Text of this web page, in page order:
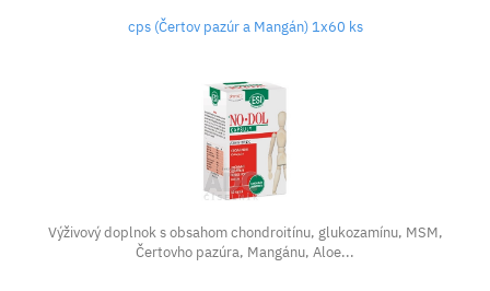
cps (Čertov pazúr a Mangán) 1x60 ks
Výživový doplnok s obsahom chondroitínu, glukozamínu, MSM,
Čertovho pazúra, Mangánu, Aloe...